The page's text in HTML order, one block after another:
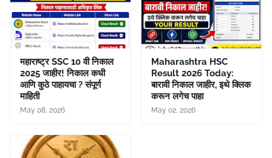
महाराष्ट्र SSC 10 वी निकाल
2025 जाहीर! निकाल कधी
आणि कुठे पाहायचा ? संपूर्ण
माहिती
May 08, 2026
Maharashtra HSC
Result 2026 Today:
बारावी निकाल जाहीर, इथे क्लिक
करून लगेच पाहा
May 02, 2026